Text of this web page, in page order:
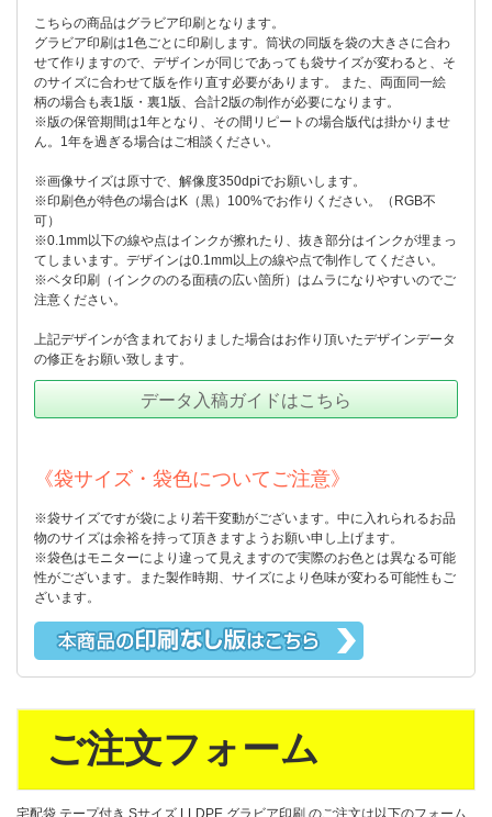
こちらの商品はグラビア印刷となります。
グラビア印刷は1色ごとに印刷します。筒状の同版を袋の大きさに合わ
せて作りますので、デザインが同じであっても袋サイズが変わると、そ
のサイズに合わせて版を作り直す必要があります。 また、両面同一絵
柄の場合も表1版・裏1版、合計2版の制作が必要になります。
※版の保管期間は1年となり、その間リピートの場合版代は掛かりませ
ん。1年を過ぎる場合はご相談ください。
※画像サイズは原寸で、解像度350dpiでお願いします。
※印刷色が特色の場合はK（黒）100%でお作りください。（RGB不
可）
※0.1mm以下の線や点はインクが擦れたり、抜き部分はインクが埋まっ
てしまいます。デザインは0.1mm以上の線や点で制作してください。
※ベタ印刷（インクののる面積の広い箇所）はムラになりやすいのでご
注意ください。
上記デザインが含まれておりました場合はお作り頂いたデザインデータ
の修正をお願い致します。
データ入稿ガイドはこちら
《袋サイズ・袋色についてご注意》
※袋サイズですが袋により若干変動がございます。中に入れられるお品
物のサイズは余裕を持って頂きますようお願い申し上げます。
※袋色はモニターにより違って見えますので実際のお色とは異なる可能
性がございます。また製作時期、サイズにより色味が変わる可能性もご
ざいます。
ご注文フォーム